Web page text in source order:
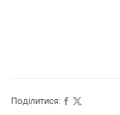
Поділитися: